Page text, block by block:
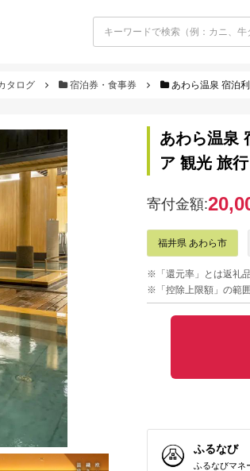
タログ 宿泊券・食事券 あわら温泉 宿泊
あわら温泉
ア 観光 旅
寄付金額:
福井県 あわら市
※「還元率」とは返礼
※「控除上限額」の範
ふるなび
ふるなびマネ